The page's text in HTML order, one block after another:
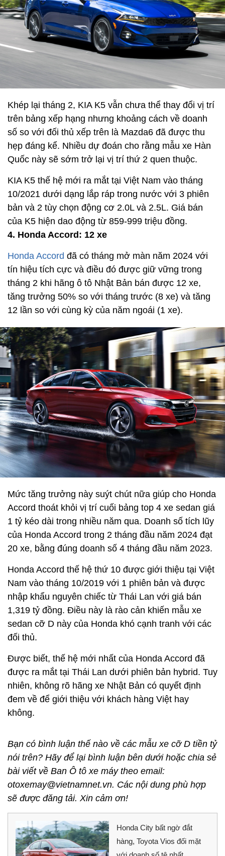
Khép lại tháng 2, KIA K5 vẫn chưa thể thay đổi vị trí
trên bảng xếp hạng nhưng khoảng cách về doanh
số so với đối thủ xếp trên là Mazda6 đã được thu
hẹp đáng kể. Nhiều dự đoán cho rằng mẫu xe Hàn
Quốc này sẽ sớm trở lại vị trí thứ 2 quen thuộc.
KIA K5 thế hệ mới ra mắt tại Việt Nam vào tháng
10/2021 dưới dạng lắp ráp trong nước với 3 phiên
bản và 2 tùy chọn động cơ 2.0L và 2.5L. Giá bán
của K5 hiện dao động từ 859-999 triệu đồng.
4. Honda Accord: 12 xe
Honda Accord đã có tháng mở màn năm 2024 với
tín hiệu tích cực và điều đó được giữ vững trong
tháng 2 khi hãng ô tô Nhật Bản bán được 12 xe,
tăng trưởng 50% so với tháng trước (8 xe) và tăng
12 lần so với cùng kỳ của năm ngoái (1 xe).
Mức tăng trưởng này suýt chút nữa giúp cho Honda
Accord thoát khỏi vị trí cuối bảng top 4 xe sedan giá
1 tỷ kéo dài trong nhiều năm qua. Doanh số tích lũy
của Honda Accord trong 2 tháng đầu năm 2024 đạt
20 xe, bằng đúng doanh số 4 tháng đầu năm 2023.
Honda Accord thế hệ thứ 10 được giới thiệu tại Việt
Nam vào tháng 10/2019 với 1 phiên bản và được
nhập khẩu nguyên chiếc từ Thái Lan với giá bán
1,319 tỷ đồng. Điều này là rào cản khiến mẫu xe
sedan cỡ D này của Honda khó cạnh tranh với các
đối thủ.
Được biết, thế hệ mới nhất của Honda Accord đã
được ra mắt tại Thái Lan dưới phiên bản hybrid. Tuy
nhiên, không rõ hãng xe Nhật Bản có quyết định
đem về để giới thiệu với khách hàng Việt hay
không.
Bạn có bình luận thế nào về các mẫu xe cỡ D tiền tỷ
nói trên? Hãy để lại bình luận bên dưới hoặc chia sẻ
bài viết về Ban Ô tô xe máy theo email:
otoxemay@vietnamnet.vn. Các nội dung phù hợp
sẽ được đăng tải. Xin cảm ơn!
Honda City bất ngờ đắt
hàng, Toyota Vios đối mặt